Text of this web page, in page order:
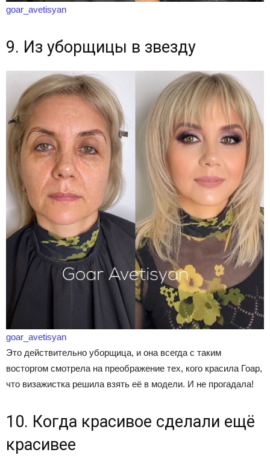
goar_avetisyan
9. Из уборщицы в звезду
goar_avetisyan
Это действительно уборщица, и она всегда с таким
восторгом смотрела на преображение тех, кого красила Гоар,
что визажистка решила взять её в модели. И не прогадала!
10. Когда красивое сделали ещё
красивее